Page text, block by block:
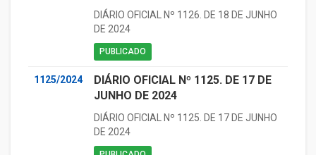
DIÁRIO OFICIAL Nº 1126. DE 18 DE JUNHO
DE 2024
PUBLICADO
1125/2024
DIÁRIO OFICIAL Nº 1125. DE 17 DE
JUNHO DE 2024
DIÁRIO OFICIAL Nº 1125. DE 17 DE JUNHO
DE 2024